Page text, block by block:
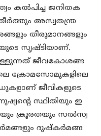
കൽപിച്ച ജനിതക
അസ്വതന്ത്ര
തീരുമാനങ്ങളും
സൃഷ്ടിയാണ്.
ജീവകോശങ്ങ
ക്രോമസോമുകളിലെ
ജീവികളുടെ
സ്ഥിതിയും ഇ
ക്രൂരതയും സൽസ്വ
ദുഷ്കർമങ്ങ